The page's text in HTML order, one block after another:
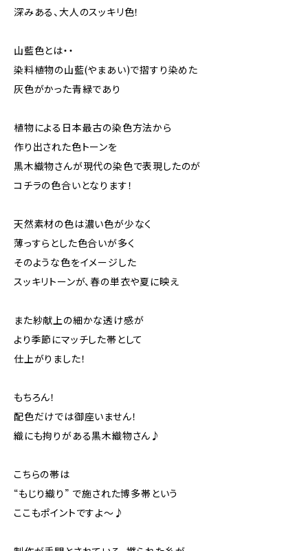
深みある、大人のスッキリ色！
山藍色とは・・
染料植物の山藍(やまあい)で摺すり染めた
灰色がかった青緑であり
植物による日本最古の染色方法から
作り出された色トーンを
黒木織物さんが現代の染色で表現したのが
コチラの色合いとなります！
天然素材の色は濃い色が少なく
薄っすらとした色合いが多く
そのような色をイメージした
スッキリトーンが、春の単衣や夏に映え
また紗献上の細かな透け感が
より季節にマッチした帯として
仕上がりました！
もちろん！
配色だけでは御座いません！
織にも拘りがある黒木織物さん♪
こちらの帯は
“もじり織り” で施された博多帯という
ここもポイントですよ〜♪